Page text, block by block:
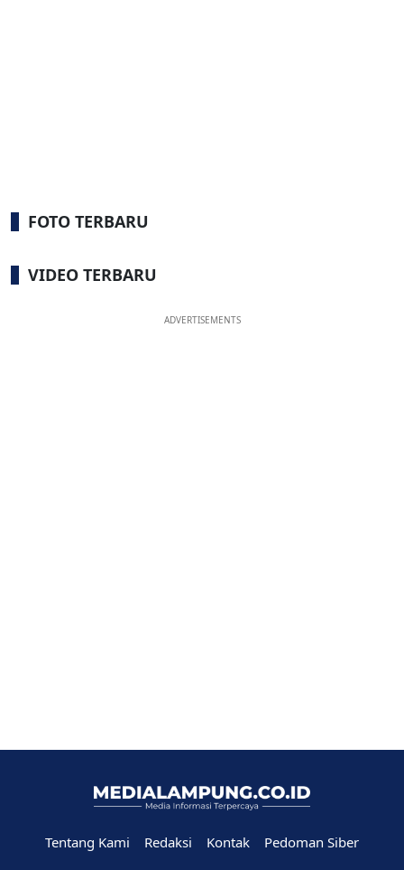
FOTO TERBARU
VIDEO TERBARU
ADVERTISEMENTS
Tentang Kami Redaksi Kontak
Pedoman Siber